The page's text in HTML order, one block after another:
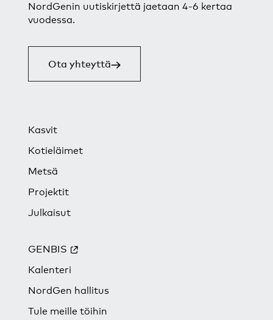
NordGenin uutiskirjettä jaetaan 4-6 kertaa
vuodessa.
Ota yhteyttä
Kasvit
Kotieläimet
Metsä
Projektit
Julkaisut
GENBIS
Kalenteri
NordGen hallitus
Tule meille töihin